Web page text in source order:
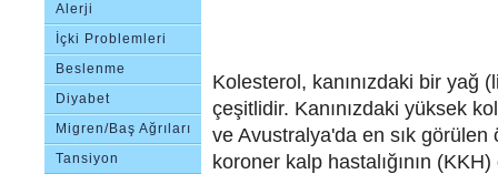
Alerji
İçki Problemleri
Beslenme
Bozuklukları
Diyabet
Migren/Baş Ağrıları
Tansiyon
Kolesterol, kanınızdaki bir yağ
çeşitlidir. Kanınızdaki yüksek
ve Avustralya'da en sık
koroner kalp hastalığının